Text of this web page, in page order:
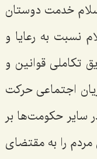
خدمت دوستان
به رعایا و
تكاملی قوانین و
اجتماعی حركت
سایر حكومت‌ها بر
را به مقتضای